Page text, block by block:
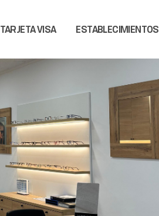
TARJETA VISA ESTABLECIMIENTOS